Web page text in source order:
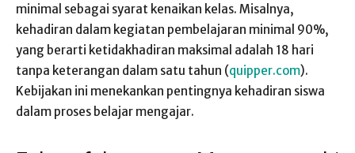
minimal sebagai syarat kenaikan kelas. Misalnya,
kehadiran dalam kegiatan pembelajaran minimal 90%,
yang berarti ketidakhadiran maksimal adalah 18 hari
tanpa keterangan dalam satu tahun (quipper.com).
Kebijakan ini menekankan pentingnya kehadiran siswa
dalam proses belajar mengajar.